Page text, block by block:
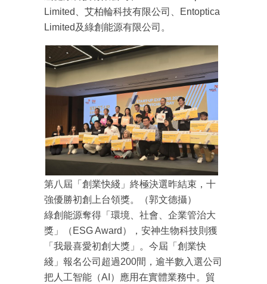
Limited、艾柏輪科技有限公司、Entoptica
Limited及綠創能源有限公司。
第八屆「創業快綫」終極決選昨結束，十
強優勝初創上台領獎。（郭文德攝）
綠創能源奪得「環境、社會、企業管治大
獎」（ESG Award），安神生物科技則獲
「我最喜愛初創大獎」。今屆「創業快
綫」報名公司超過200間，逾半數入選公司
把人工智能（AI）應用在實體業務中。貿